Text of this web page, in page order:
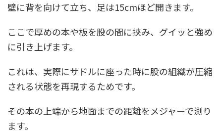
壁に背を向けて立ち、足は15cmほど開きます。
ここで厚めの本や板を股の間に挟み、グイッと強め
に引き上げます。
これは、実際にサドルに座った時に股の組織が圧縮
される状態を再現するためです。
その本の上端から地面までの距離をメジャーで測り
ます。